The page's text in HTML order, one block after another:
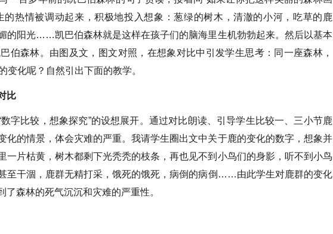
的热情被调动起来，积极地投入想象：葱绿的树木，清澈的小河，吃草的鹿
的阳光……凯巴伯森林就是这样在孩子们的脑海里生机勃勃起来。然后以基本
伯森林。由图及文，图文对照，在想象对比中引发学生思考：同一座森林，
变化呢？自然引出下面的教学。
比
字比较，想象探究”的设想展开。通过对比朗读、引导学生比较一、三小节鹿
化的情景，体会灾难的严重。我请学生圈出文中关于鹿的变化的数字，想象并
一片枯黄，树木都剩下光秃秃的枝条，再也见不到小鸟们的身影，听不到小鸟
至干涸，鹿群无精打采，饿死的饿死，病倒的病倒……由此学生对鹿群的变化
森林的死气沉沉和灾难的严重性。